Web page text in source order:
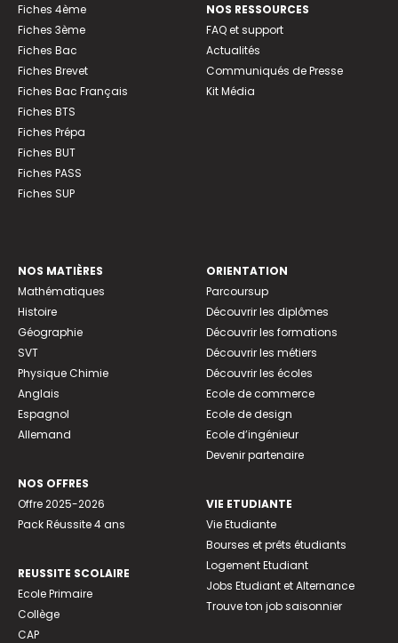
Fiches 4ème
Fiches 3ème
Fiches Bac
Fiches Brevet
Fiches Bac Français
Fiches BTS
Fiches Prépa
Fiches BUT
Fiches PASS
Fiches SUP
NOS RESSOURCES
FAQ et support
Actualités
Communiqués de Presse
Kit Média
NOS MATIÈRES
Mathématiques
Histoire
Géographie
SVT
Physique Chimie
Anglais
Espagnol
Allemand
NOS OFFRES
Offre 2025-2026
Pack Réussite 4 ans
REUSSITE SCOLAIRE
Ecole Primaire
Collège
CAP
ORIENTATION
Parcoursup
Découvrir les diplômes
Découvrir les formations
Découvrir les métiers
Découvrir les écoles
Ecole de commerce
Ecole de design
Ecole d’ingénieur
Devenir partenaire
VIE ETUDIANTE
Vie Etudiante
Bourses et prêts étudiants
Logement Etudiant
Jobs Etudiant et Alternance
Trouve ton job saisonnier